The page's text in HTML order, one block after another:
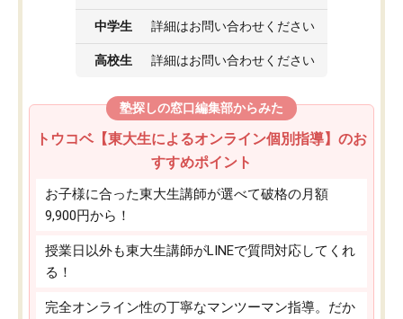
中学生 詳細はお問い合わせください
高校生 詳細はお問い合わせください
塾探しの窓口編集部からみた
トウコベ【東大生によるオンライン個別指導】のお
すすめポイント
お子様に合った東大生講師が選べて破格の月額
9,900円から！
授業日以外も東大生講師がLINEで質問対応してくれ
る！
完全オンライン性の丁寧なマンツーマン指導。だか